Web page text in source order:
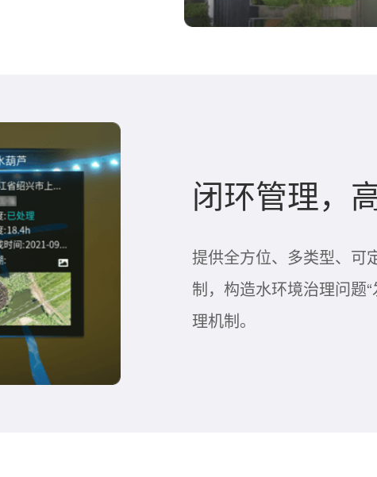
闭环管理，
提供全方位、多类型、可
制，构造水环境治理问题
理机制。